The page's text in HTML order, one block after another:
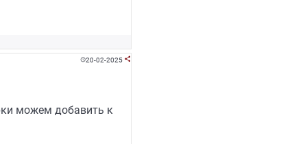
20-02-2025 
можем добавить к